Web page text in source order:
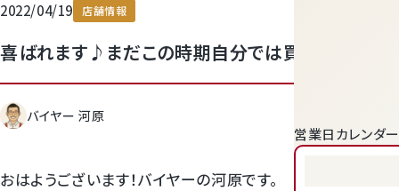
営業日カレンダー
天使音（あまね）マスクメロン
2022/04/19 店舗情報
喜ばれます♪まだこの時期自分では買わないので。
バイヤー 河原
おはようございます！バイヤーの河原です。